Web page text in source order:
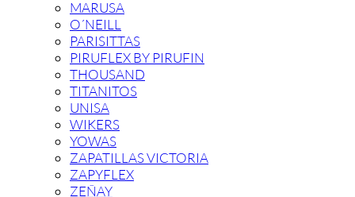
MARUSA
O´NEILL
PARISITTAS
PIRUFLEX BY PIRUFIN
THOUSAND
TITANITOS
UNISA
WIKERS
YOWAS
ZAPATILLAS VICTORIA
ZAPYFLEX
ZEÑAY